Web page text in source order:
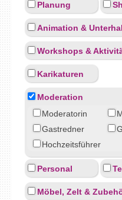
Planung
Animation &
Workshops &
Karikaturen
Moderation
Moderatorin
Gastredner
Hochzeitsführer
Personal
Möbel, Zelt &